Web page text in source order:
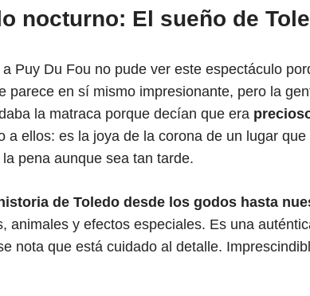
nocturno: El sueño de
Puy Du Fou no pude ver este espectáculo
parece en sí mismo impresionante, pero la
la matraca porque decían que era
a ellos: es la joya de la corona de un lugar
pena aunque sea tan tarde.
historia de Toledo desde los godos hasta
animales y efectos especiales. Es una
nota que está cuidado al detalle.